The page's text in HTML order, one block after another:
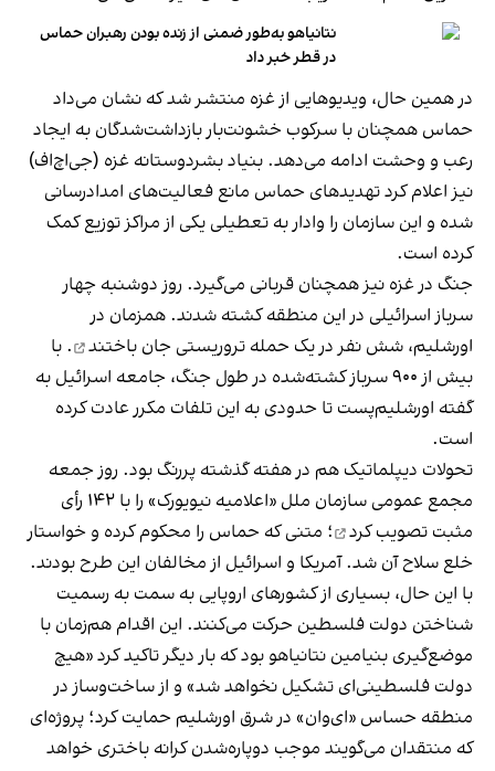
نتانیاهو به‌طور ضمنی از زنده‌ بودن رهبران حماس
در قطر خبر داد
در همین حال، ویدیوهایی از غزه منتشر شد که نشان می‌داد
حماس همچنان با سرکوب خشونت‌بار بازداشت‌شدگان به ایجاد
رعب و وحشت ادامه می‌دهد. بنیاد بشردوستانه غزه (جی‌اچ‌اف)
نیز اعلام کرد تهدیدهای حماس مانع فعالیت‌های امدادرسانی
شده و این سازمان را وادار به تعطیلی یکی از مراکز توزیع کمک
کرده است.
جنگ در غزه نیز همچنان قربانی می‌گیرد. روز دوشنبه چهار
سرباز اسرائیلی در این منطقه کشته شدند. همزمان در
اورشلیم، شش نفر در یک حمله تروریستی جان باختند
. با
بیش از ۹۰۰ سرباز کشته‌شده در طول جنگ، جامعه اسرائیل به
گفته اورشلیم‌پست تا حدودی به این تلفات مکرر عادت کرده
است.
تحولات دیپلماتیک هم در هفته گذشته پررنگ بود. روز جمعه
مجمع عمومی سازمان ملل «اعلامیه نیویورک» را با ۱۴۲ رأی
مثبت تصویب کرد
؛ متنی که حماس را محکوم کرده و خواستار
خلع سلاح آن شد. آمریکا و اسرائیل از مخالفان این طرح بودند.
با این حال، بسیاری از کشورهای اروپایی به سمت به رسمیت
شناختن دولت فلسطین حرکت می‌کنند. این اقدام هم‌زمان با
موضع‌گیری بنیامین نتانیاهو بود که بار دیگر تاکید کرد «هیچ
دولت فلسطینی‌ای تشکیل نخواهد شد» و از ساخت‌وساز در
منطقه حساس «ای‌وان» در شرق اورشلیم حمایت کرد؛ پروژه‌ای
که منتقدان می‌گویند موجب دوپاره‌شدن کرانه باختری خواهد